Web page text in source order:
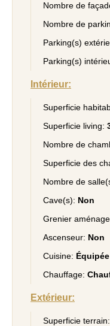
Nombre de
Nombre de
Parking(s)
Parking(s)
Intérieur:
Superficie
Superficie living:
Nombre de
Superficie des
Nombre de
Cave(s): Non
Grenier
Ascenseur: Non
Cuisine: Équipée
Chauffage:
Extérieur:
Superficie terrain: